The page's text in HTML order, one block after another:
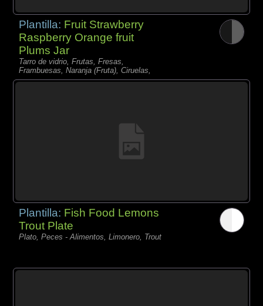
Plantilla: Fruit Strawberry
Raspberry Orange fruit
Plums Jar
Tarro de vidrio, Frutas, Fresas,
Frambuesas, Naranja (Fruta), Ciruelas,
Plantilla: Fish Food Lemons
Trout Plate
Plato, Peces - Alimentos, Limonero, Trout